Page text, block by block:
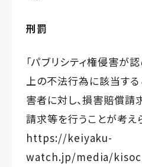
刑罰
「パブリシティ権侵害が
上の不法行為に該当する
害者に対し、損害賠償請
請求等を行うことが考えら
https://keiyaku-
watch.jp/media/